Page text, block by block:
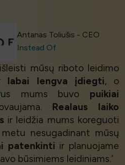
Antanas Toliušis - CEO
Instead Of
išleisti mūsų riboto leidimo
labai lengva įdiegti, o
mums buvo puikiai
Realaus laiko
ir leidžia mums koreguoti
nesugadinant mūsų
patenkinti ir planuojame
būsimiems leidiniams.’